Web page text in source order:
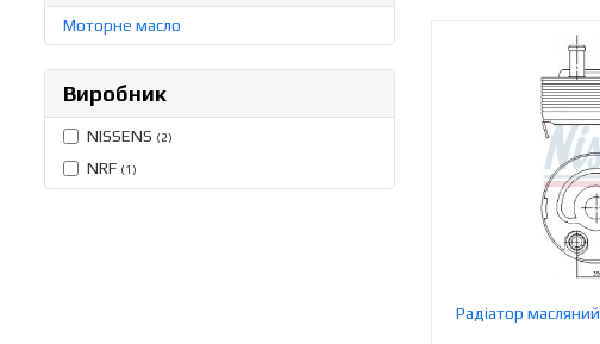
Моторне масло
Виробник
NISSENS (2)
NRF (1)
Радіатор масляний